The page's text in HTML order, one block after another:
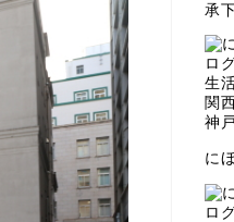
承
に